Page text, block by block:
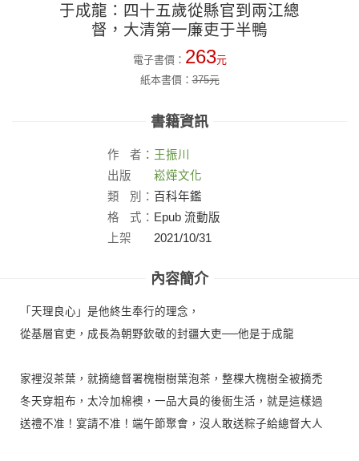
于成龍：四十五歲從縣官到兩江總
督，大清第一廉吏于半鴨
電子書價： 263元
紙本書價：375元
書籍資訊
作 者： 王振川
出版
社：
崧燁文化
類
別： 百科年鑑
格
式： Epub 流動版
上架
2021/10/31
內容簡介
「天理良心」是他終生奉行的理念，
從基層官吏，成長為朝野欽敬的封疆大吏──他是于成龍
家裡沒茶葉，就摘總督署槐樹樹葉泡茶，整棵大槐樹全被摘禿
冬天穿粗布，太冷加棉襖，一品大員的後衙生活，就是這樣過
送禮不准！宴請不准！端午節聚會，沒人敢送粽子給總督大人